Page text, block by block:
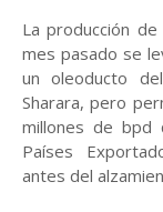
La producción
mes pasado se
un oleoducto
Sharara, pero
millones de bpd
Países
antes del